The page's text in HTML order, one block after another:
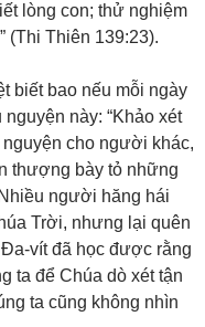
lòng con; thử nghiệm
(Thi Thiên 139:23).
biết bao nếu mỗi ngày
này: “Khảo xét
cho người khác,
thượng bày tỏ những
người hăng hái
Trời, nhưng lại quên
vít đã học được rằng
ta để Chúa dò xét tận
ta cũng không nhìn